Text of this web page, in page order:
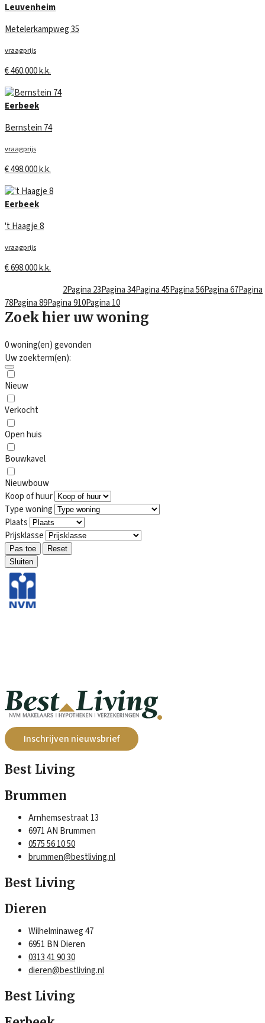
Leuvenheim
Metelerkampweg 35
vraagprijs
€ 460.000 k.k.
Eerbeek
Bernstein 74
vraagprijs
€ 498.000 k.k.
Eerbeek
't Haagje 8
vraagprijs
€ 698.000 k.k.
2Pagina 23Pagina 34Pagina 45Pagina 56Pagina 67Pagina
78Pagina 89Pagina 910Pagina 10
Zoek hier uw woning
0woning(en) gevonden
Uw zoekterm(en):
Nieuw
Verkocht
Open huis
Bouwkavel
Nieuwbouw
Koop of huur
Type woning
Plaats
Prijsklasse
Pas toe
Reset
Sluiten
Inschrijven nieuwsbrief
Best Living
Brummen
Arnhemsestraat 13
6971 AN Brummen
0575 56 10 50
brummen@bestliving.nl
Best Living
Dieren
Wilhelminaweg 47
6951 BN Dieren
0313 41 90 30
dieren@bestliving.nl
Best Living